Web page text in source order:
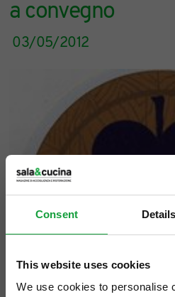
Consent Details
This website uses cookies
We use cookies to personalise
a convegno
03/05/2012